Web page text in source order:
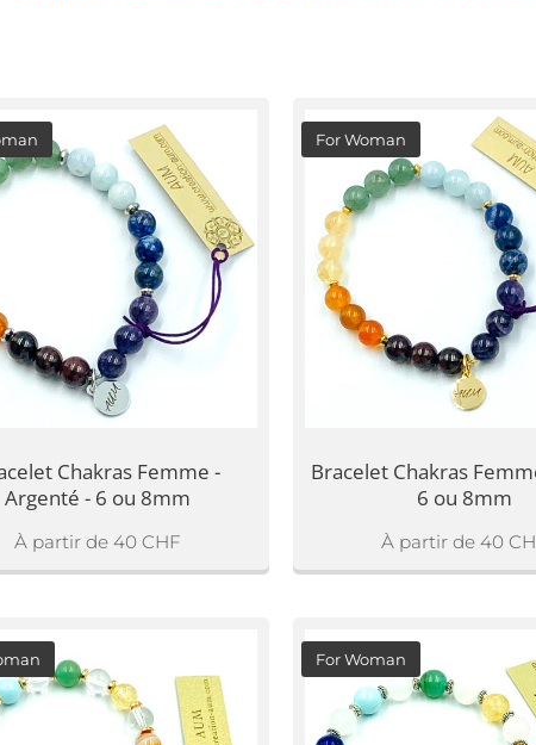
Chakras Femme -
Argenté - 6 ou 8mm
À partir de40 CHF
Bracelet Chakras
6 ou 8mm
For Woman
À partir de 40
For Woman